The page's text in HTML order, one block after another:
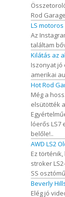
Rod
LS
Az
találtam
Kilátás az
Iszonyat jó
amerikai
Hot Rod
Még a
elsütötték
lóerős LS7
belőle!..
AWD LS2
Ez
stroker
SS
Beverly
Elég jó